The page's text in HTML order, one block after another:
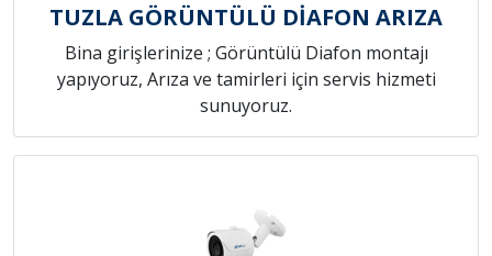
TUZLA GÖRÜNTÜLÜ DİAFON ARIZA
Bina girişlerinize ; Görüntülü Diafon montajı
yapıyoruz, Arıza ve tamirleri için servis hizmeti
sunuyoruz.